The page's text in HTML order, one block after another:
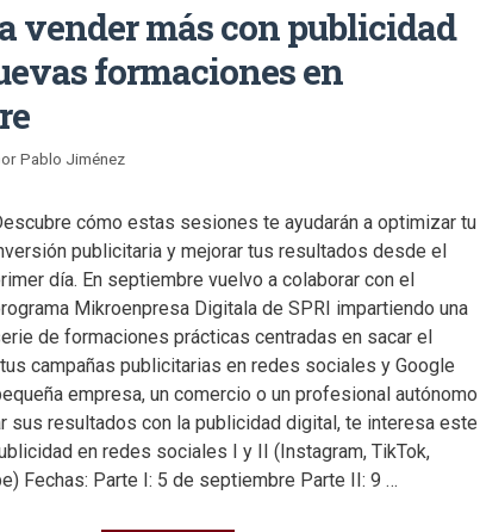
vender más con publicidad
formaciones en
Pablo Jiménez
cómo estas sesiones te ayudarán a optimizar tu
publicitaria y mejorar tus resultados desde el
día. En septiembre vuelvo a colaborar con el
Mikroenpresa Digitala de SPRI impartiendo una
de formaciones prácticas centradas en sacar el
campañas publicitarias en redes sociales y Google
empresa, un comercio o un profesional autónomo
sus resultados con la publicidad digital, te interesa este
en redes sociales I y II (Instagram, TikTok,
Fechas: Parte I: 5 de septiembre Parte II: 9 …